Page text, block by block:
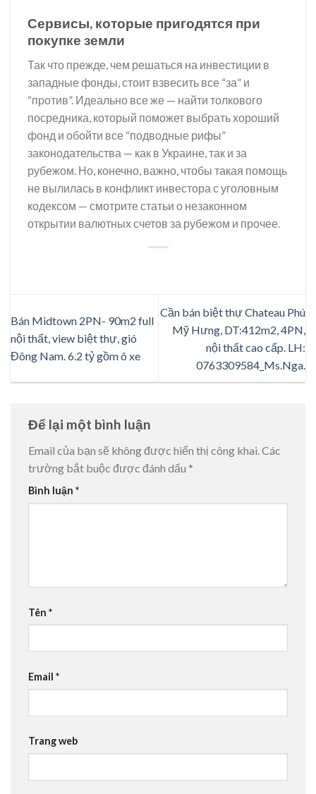
Сервисы, которые пригодятся при
покупке земли
Так что прежде, чем решаться на инвестиции в
западные фонды, стоит взвесить все “за” и
“против”. Идеально все же — найти толкового
посредника, который поможет выбрать хороший
фонд и обойти все “подводные рифы”
законодательства — как в Украине, так и за
рубежом. Но, конечно, важно, чтобы такая помощь
не вылилась в конфликт инвестора с уголовным
кодексом — смотрите статьи о незаконном
открытии валютных счетов за рубежом и прочее.
Bán Midtown 2PN- 90m2 full
nội thất, view biệt thự, gió
Đông Nam. 6.2 tỷ gồm ô xe
Cần bán biệt thự Chateau Phú
Mỹ Hưng, DT:412m2, 4PN,
nội thất cao cấp. LH:
0763309584_Ms.Nga.
Để lại một bình luận
Email của bạn sẽ không được hiển thị công khai.Các
trường bắt buộc được đánh dấu *
Bình luận *
Tên *
Email *
Trang web